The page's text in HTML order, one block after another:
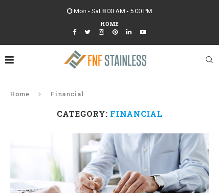
Mon - Sat 8:00 AM - 5:00 PM
HOME
Home Financial
CATEGORY: FINANCIAL